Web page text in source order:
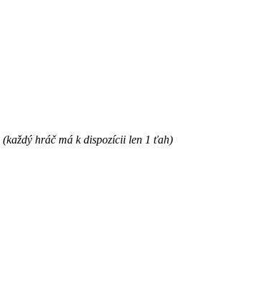
(každý hráč má k dispozícii len 1 ťah)